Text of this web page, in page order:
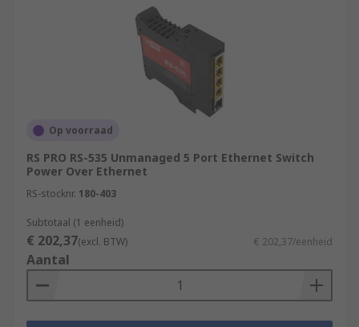
Op voorraad
RS PRO RS-535 Unmanaged 5 Port Ethernet Switch
Power Over Ethernet
RS-stocknr. 180-403
Subtotaal (1 eenheid)
€ 202,37(excl. BTW) € 202,37/eenheid
Aantal